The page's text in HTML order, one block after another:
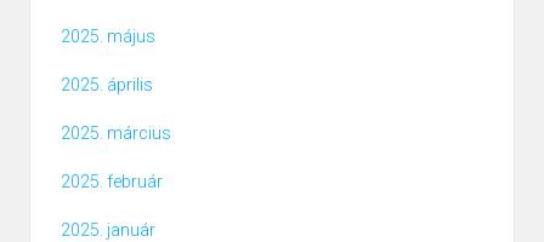
2025. május
2025. április
2025. március
2025. február
2025. január